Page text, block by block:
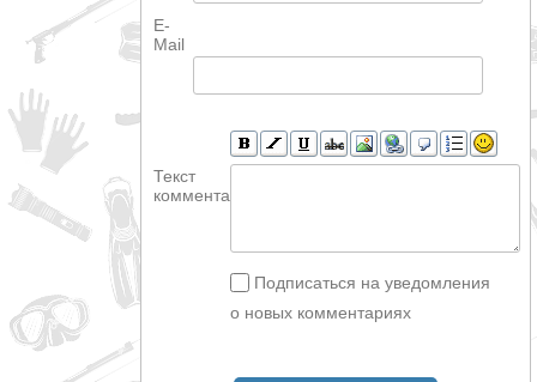
E-
Mail
Текст
комментария
Подписаться на уведомления
о новых комментариях